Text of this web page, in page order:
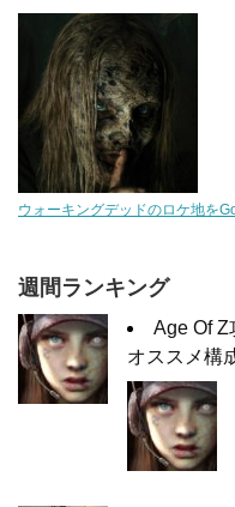
ウォーキングデッドのロケ地を
週間ランキング
Age Of
オススメ構